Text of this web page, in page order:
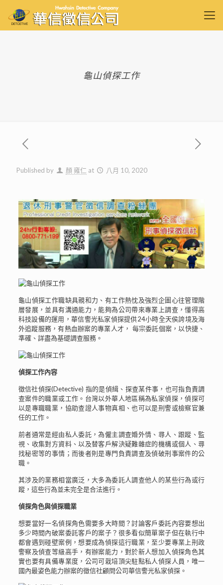
龜山偵探工作
Published by 顏 雍仁 at 八月 10, 2020
龜山偵探工作職缺具親和力、有工作熱忱及強烈企圖心往管理階
層發展，並具有溝通能力，能夠為公司帶來專業上調查，懂得高
科技設備的運用，華信警光私家偵探提供24小時全天侯誇境及海
外追蹤服務，有熱血辦案的專業人才， 每宗委託個案，以快捷、
準確、詳盡為基礎調查服務。
偵探工作內容
徵信社偵探(Detective) 指的是偵緝、探查某件事，也可指負責調
查案件的職業或工作。台灣以外華人地區稱為私家偵探，偵探可
以是專職職業，協助查證人事物真相、也可以是刑警或檢察官兼
任的工作。
前者通常是經由私人委託，為僱主調查婚外情、尋人、跟蹤、監
視、收集對方資料、以及替客戶解決疑難雜症的機構或個人、尋
找秘密等的事情；而後者則是專門負責調查及偵破刑事案件的公
職。
其涉及的業務相當廣泛，大多為委託人調查他人的某些行為或行
蹤，這些行為並未完全是合法進行。
偵探角色與偵探職業
想要當好一名偵探角色需要多大時間？討論客戶委託內容要想出
多少時間內破案委託客戶的案子？很多看似簡單案子但在執行中
都會遇到碰壁案例，想要成為偵探這行職業，至少要專業上刑政
警察及偵查等級高手，有辦案能力，對於新人想加入偵探角色其
實也要有具備專業度，公司可栽培頂尖駐點私人偵探人員，唯一
國內最姿色能力辦案的徵信社顧問公司華信警光私家偵探。